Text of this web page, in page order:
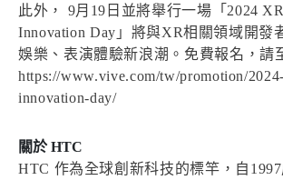
此外， 9月19日並將舉行一場「2024
Innovation Day」將與XR相關領域開發
娛樂、表演體驗新浪潮。免費報名，請
https://www.vive.com/tw/promotion/
innovation-day/
關於 HTC
HTC 作為全球創新科技的標竿，自